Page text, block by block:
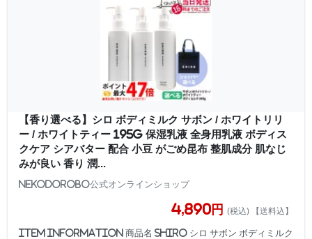
【香り選べる】シロ ボディミルク サボン / ホワイトリリ
ー / ホワイトティー 195g 保湿乳液 全身用乳液 ボディス
クケア シアバター 配合 小豆 がごめ昆布 整肌成分 肌なじ
みが良い 香り 潤...
NEKODOROBO公式オンラインショップ
4,890円 (税込) 【送料込】
Item information 商品名 SHIRO シロ サボン ボディミルク